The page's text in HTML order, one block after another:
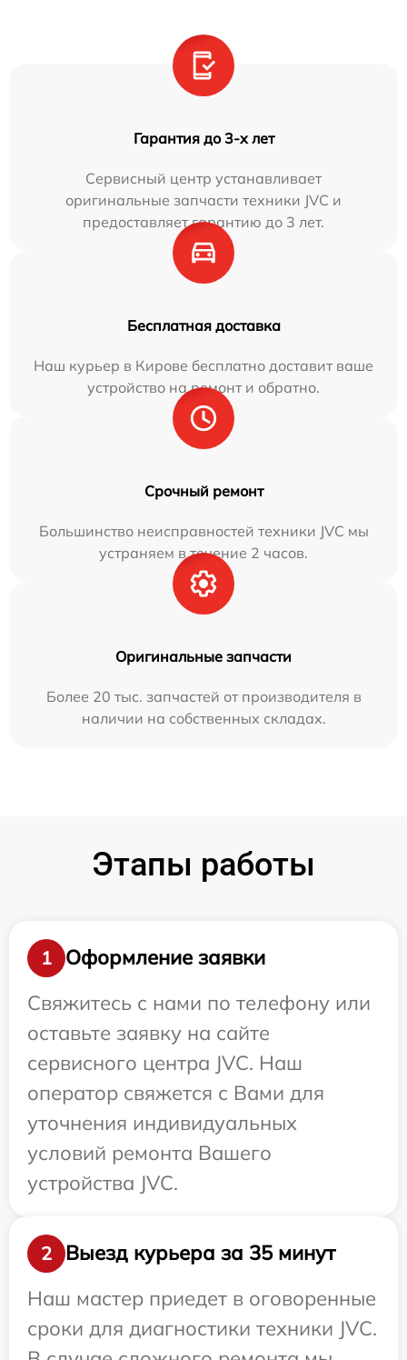
Гарантия до 3-х лет
Сервисный центр устанавливает
оригинальные запчасти техники JVC и
предоставляет гарантию до 3 лет.
Бесплатная доставка
Наш курьер в Кирове бесплатно доставит ваше
устройство на ремонт и обратно.
Срочный ремонт
Большинство неисправностей техники JVC мы
устраняем в течение 2 часов.
Оригинальные запчасти
Более 20 тыс. запчастей от производителя в
наличии на собственных складах.
Этапы работы
1
Оформление заявки
Свяжитесь с нами по телефону или
оставьте заявку на сайте
сервисного центра JVC. Наш
оператор свяжется с Вами для
уточнения индивидуальных
условий ремонта Вашего
устройства JVC.
2
Выезд курьера за 35 минут
Наш мастер приедет в оговоренные
сроки для диагностики техники JVC.